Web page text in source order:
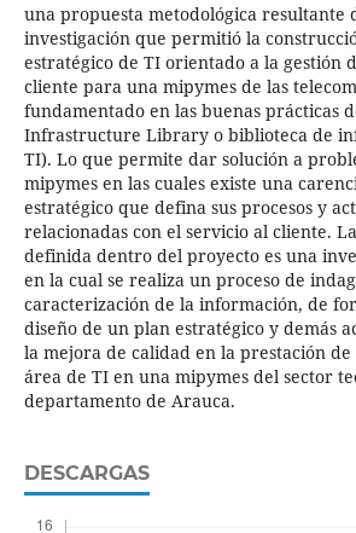
una propuesta metodológica resultante
investigación que permitió la
estratégico de TI orientado a la gestión
cliente para una mipymes de las
fundamentado en las buenas prácticas
Infrastructure Library o biblioteca de
TI). Lo que permite dar solución a
mipymes en las cuales existe una
estratégico que defina sus procesos y
relacionadas con el servicio al cliente.
definida dentro del proyecto es una
en la cual se realiza un proceso de
caracterización de la información, de
diseño de un plan estratégico y demás
la mejora de calidad en la prestación de
área de TI en una mipymes del sector
departamento de Arauca.
DESCARGAS